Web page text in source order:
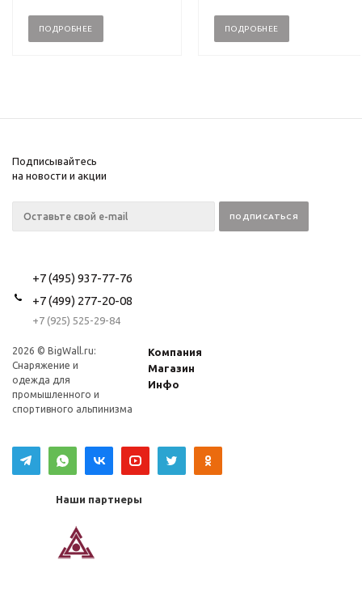
ПОДРОБНЕЕ ПОДРОБНЕЕ
Подписывайтесь
на новости и акции
+7 (495) 937-77-76
+7 (499) 277-20-08
+7 (925) 525-29-84
2026 © BigWall.ru:
Снаряжение и
одежда для
промышленного и
спортивного альпинизма
Компания
Магазин
Инфо
Наши партнеры